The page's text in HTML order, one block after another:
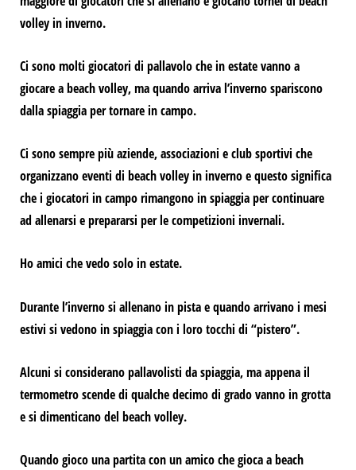
volley in inverno.
Ci sono molti giocatori di pallavoloche in estate vanno a
giocare a beach volley, ma quando arriva l’inverno spariscono
dalla spiaggia per tornare in campo.
Ci sono sempre piùaziende, associazioni e club sportivi che
organizzano eventi di beach volley in invernoe questo significa
che i giocatori in campo rimangono in spiaggia per continuare
ad allenarsi e prepararsi per le competizioni invernali.
Ho amici che vedo solo in estate.
Durante l’inverno si allenano in pista e quando arrivano i mesi
estivi si vedono in spiaggia con i loro tocchi di “pistero”.
Alcuni si considerano pallavolisti da spiaggia, ma appena il
termometro scende di qualche decimo di grado vanno in grotta
e si dimenticano del beach volley.
Quando gioco una partita con un amico che gioca a beach